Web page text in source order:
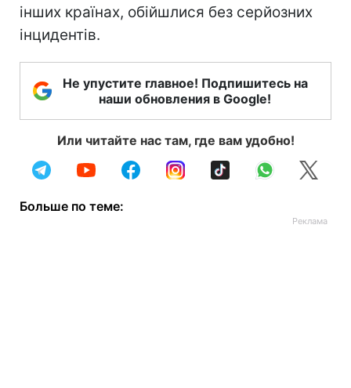
інших країнах, обійшлися без серйозних
інцидентів.
Не упустите главное! Подпишитесь на
наши обновления в Google!
Или читайте нас там, где вам удобно!
Больше по теме: